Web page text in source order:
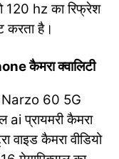
120 hz का रिफ्रेश
करता है।
कैमरा क्वालिटी
Narzo 60 5G
प्रायमरी कैमरा
कैमरा वीडियो